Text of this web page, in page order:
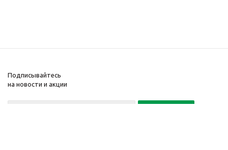
Подписывайтесь
на новости и акции